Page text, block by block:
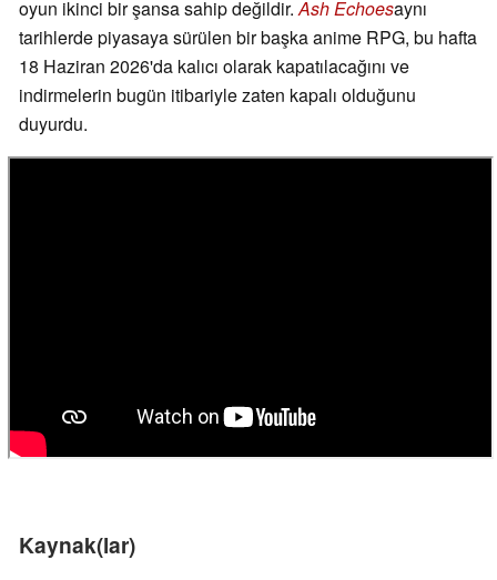
oyun ikinci bir şansa sahip değildir.Ash Echoesaynı
tarihlerde piyasaya sürülen bir başka anime RPG, bu hafta
18 Haziran 2026'da kalıcı olarak kapatılacağını ve
indirmelerin bugün itibariyle zaten kapalı olduğunu
duyurdu.
Kaynak(lar)